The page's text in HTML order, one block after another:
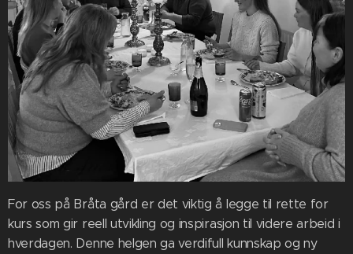
For oss på Bråta gård er det viktig å legge til rette for
kurs som gir reell utvikling og inspirasjon til videre arbeid i
hverdagen. Denne helgen ga verdifull kunnskap og ny